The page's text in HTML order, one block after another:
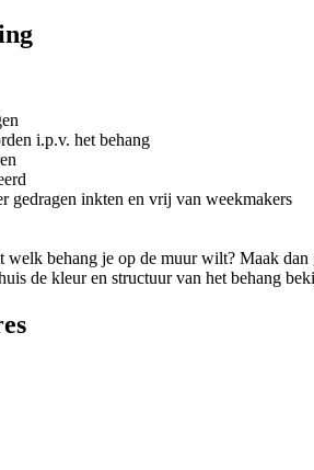
i.p.v. het behang
gedragen inkten en vrij van weekmakers
welk behang je op de muur wilt? Maak
de kleur en structuur van het behang